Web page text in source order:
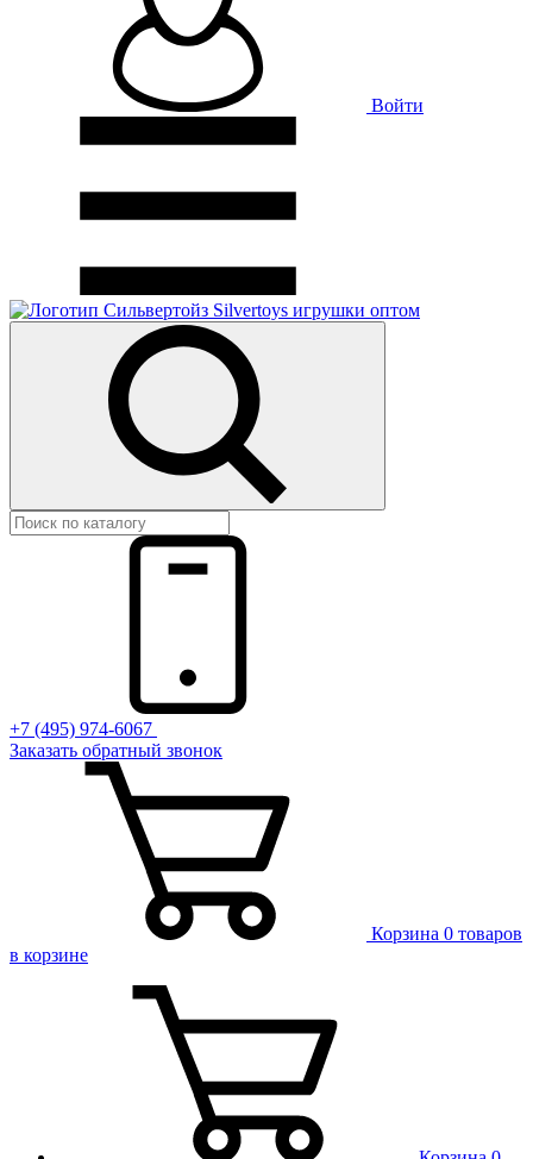
Войти
+7 (495) 974-6067
Заказать обратный звонок
Корзина 0 товаров
в корзине